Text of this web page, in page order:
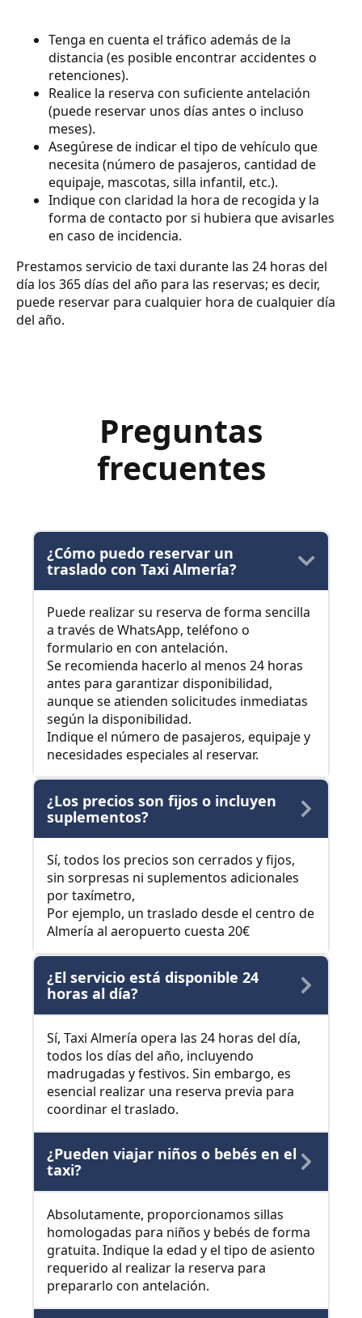
Tenga en cuenta el tráfico además de la
distancia (es posible encontrar accidentes o
retenciones).
Realice la reserva con suficiente antelación
(puede reservar unos días antes o incluso
meses).
Asegúrese de indicar el tipo de vehículo que
necesita (número de pasajeros, cantidad de
equipaje, mascotas, silla infantil, etc.).
Indique con claridad la hora de recogida y la
forma de contacto por si hubiera que avisarles
en caso de incidencia.
Prestamos servicio de taxi durante las 24 horas del
día los 365 días del año para las reservas; es decir,
puede reservar para cualquier hora de cualquier día
del año.
Preguntas
frecuentes
¿Cómo puedo reservar un
traslado con Taxi Almería?
Puede realizar su reserva de forma sencilla
a través de WhatsApp, teléfono o
formulario en con antelación.
Se recomienda hacerlo al menos 24 horas
antes para garantizar disponibilidad,
aunque se atienden solicitudes inmediatas
según la disponibilidad.
Indique el número de pasajeros, equipaje y
necesidades especiales al reservar.
¿Los precios son fijos o incluyen
suplementos?
Sí, todos los precios son cerrados y fijos,
sin sorpresas ni suplementos adicionales
por taxímetro,
Por ejemplo, un traslado desde el centro de
Almería al aeropuerto cuesta 20€
¿El servicio está disponible 24
horas al día?
Sí, Taxi Almería opera las 24 horas del día,
todos los días del año, incluyendo
madrugadas y festivos. Sin embargo, es
esencial realizar una reserva previa para
coordinar el traslado.
¿Pueden viajar niños o bebés en el
taxi?
Absolutamente, proporcionamos sillas
homologadas para niños y bebés de forma
gratuita. Indique la edad y el tipo de asiento
requerido al realizar la reserva para
prepararlo con antelación.